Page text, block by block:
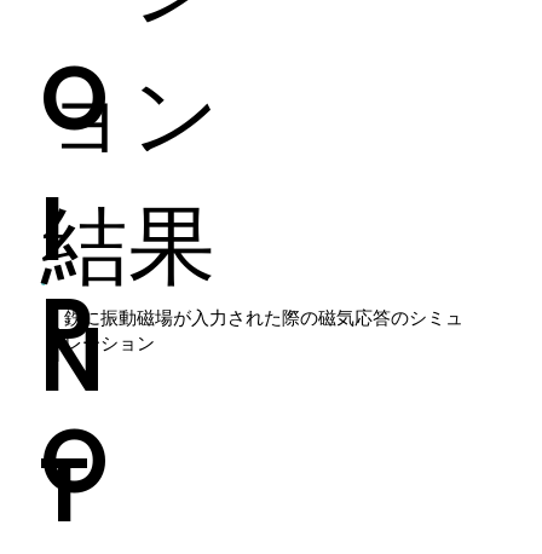
O
I
N
T
鉄に振動磁場が入力された際の磁気応答のシミュ
レーション
P
O
ョン
結果